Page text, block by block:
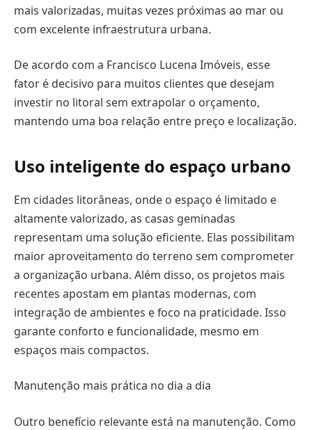
mais valorizadas, muitas vezes próximas ao mar ou
com excelente infraestrutura urbana.
De acordo com a Francisco Lucena Imóveis, esse
fator é decisivo para muitos clientes que desejam
investir no litoral sem extrapolar o orçamento,
mantendo uma boa relação entre preço e localização.
Uso inteligente do espaço urbano
Em cidades litorâneas, onde o espaço é limitado e
altamente valorizado, as casas geminadas
representam uma solução eficiente. Elas possibilitam
maior aproveitamento do terreno sem comprometer
a organização urbana. Além disso, os projetos mais
recentes apostam em plantas modernas, com
integração de ambientes e foco na praticidade. Isso
garante conforto e funcionalidade, mesmo em
espaços mais compactos.
Manutenção mais prática no dia a dia
Outro benefício relevante está na manutenção. Como